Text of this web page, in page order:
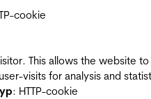
cookie
This allows the website to
visits for analysis and
: HTTP-cookie